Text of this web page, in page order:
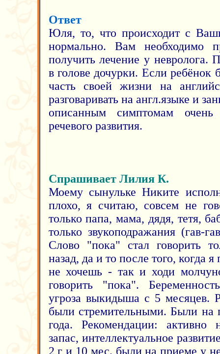
Ответ
Юля, то, что происходит с
нормально. Вам необходимо
получить лечение у невролога.
в голове дочурки. Если ребёнок
часть своей жизни на
разговаривать на англ.языке и
описанным симптомам
речевого развития.
Спрашивает Лилия К.
Моему сынульке Никите
плохо, я считаю, совсем не
только папа, мама, дядя, тетя,
только звукоподражания (гав-
Слово "пока" стал говорить
назад, да и то после того, когда
не хочешь - так и ходи
говорить "пока".
угроза выкидыша с 5 месяцев.
были стремительными. Были на
года. Рекомендации: активно
запас, интеллектуальное
2 г и 10 мес. были на приеме у